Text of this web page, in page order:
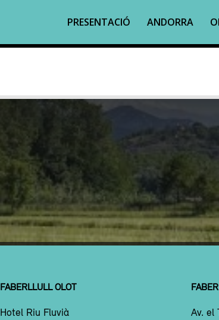
PRESENTACIÓ ANDORRA
FABERLLULL OLOT
Hotel Riu Fluvià
Av. el